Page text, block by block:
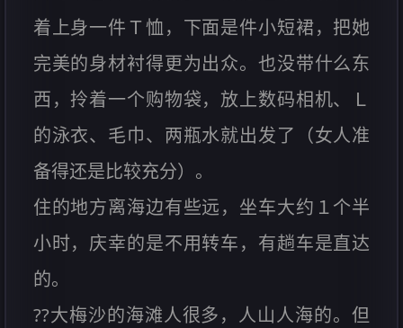
着上身一件Ｔ恤，下面是件小短裙，把她
完美的身材衬得更为出众。也没带什么东
西，拎着一个购物袋，放上数码相机、Ｌ
的泳衣、毛巾、两瓶水就出发了（女人准
备得还是比较充分）。
住的地方离海边有些远，坐车大约１个半
小时，庆幸的是不用转车，有趟车是直达
的。
??大梅沙的海滩人很多，人山人海的。但